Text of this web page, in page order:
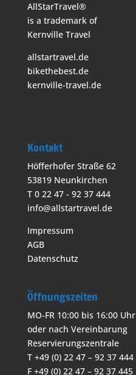
AllStarTravel®
is a trademark of
Kernville Travel
allstartravel.de
bikethebest.de
kernville-travel.de
Kontakt
Höfferhofer Straße 62
53819 Neunkirchen
T 0 22 47 - 92 37 444
info@allstartravel.de
Impressum
AGB
Datenschutz
Öffnungszeiten
MO-FR 10:00 bis 16:00 Uhr
oder nach Vereinbarung
Reservierungszentrale
T +49 (0) 22 47 – 92 37 444
F +49 (0) 22 47 – 92 37 445